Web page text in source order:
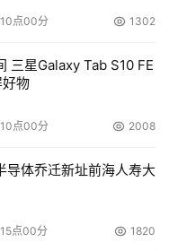
50%-60%。针对这一
UPS时采取了新双变
计减少了50%的损
缓冲电路减少了30%空
中空调送出的冷风不
调的效率也仅在50%
点00分 1302
三星Galaxy Tab S10 FE
物
点00分 2008
导体乔迁新址前海人寿大
点00分 1820